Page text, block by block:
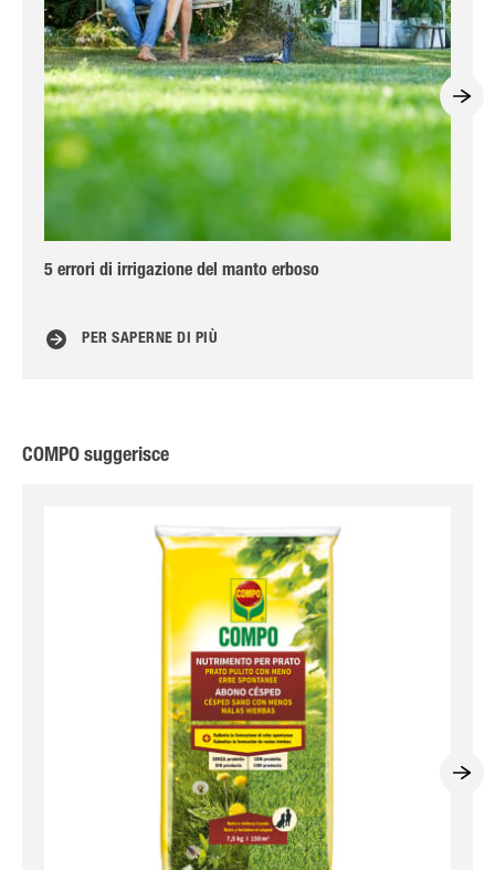
5 errori di irrigazione del manto erboso
PER SAPERNE DI PIÙ
COMPO suggerisce